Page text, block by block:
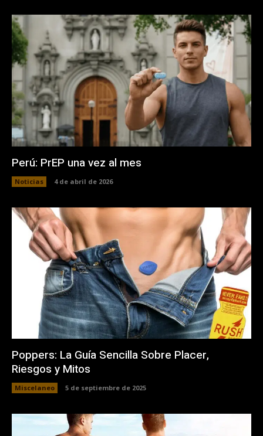
Perú: PrEP una vez al mes
Noticias 4 de abril de 2026
Poppers: La Guía Sencilla Sobre Placer,
Riesgos y Mitos
Miscelaneo 5 de septiembre de 2025